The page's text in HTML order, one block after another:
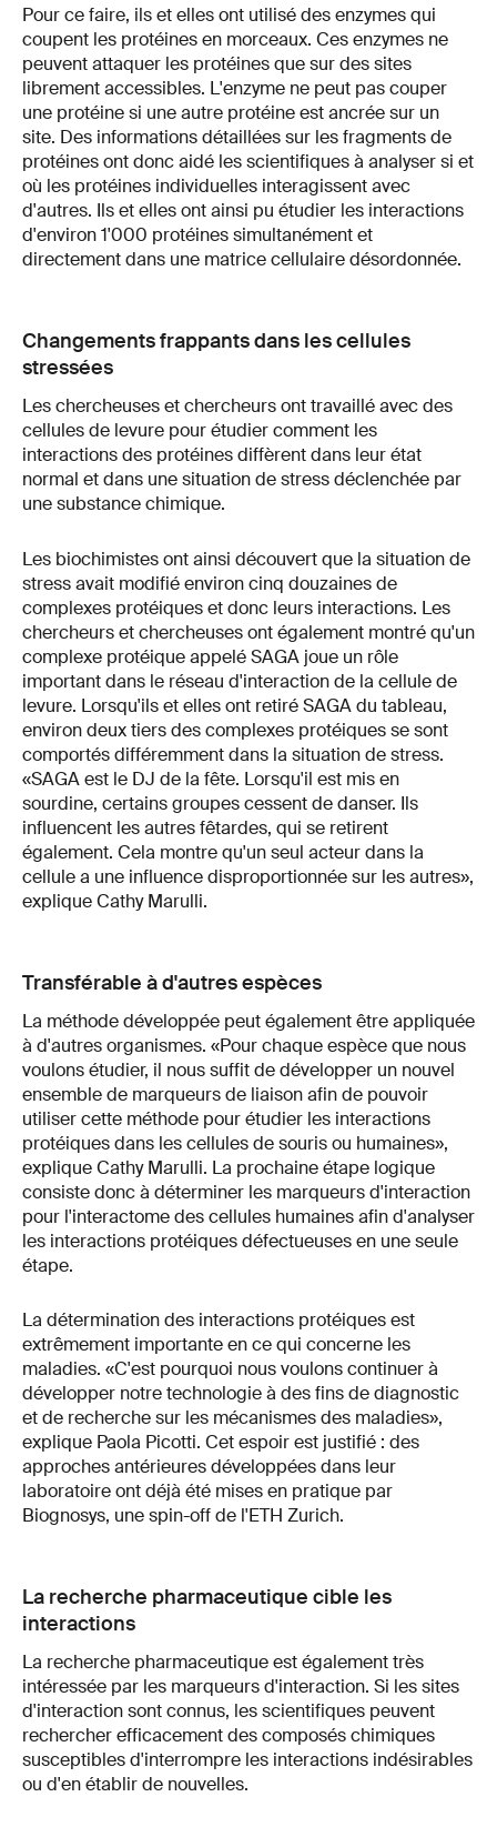
Pour ce faire, ils et elles ont utilisé des enzymes qui
coupent les protéines en morceaux. Ces enzymes ne
peuvent attaquer les protéines que sur des sites
librement accessibles. L'enzyme ne peut pas couper
une protéine si une autre protéine est ancrée sur un
site. Des informations détaillées sur les fragments de
protéines ont donc aidé les scientifiques à analyser si et
où les protéines individuelles interagissent avec
d'autres. Ils et elles ont ainsi pu étudier les interactions
d'environ 1'000 protéines simultanément et
directement dans une matrice cellulaire désordonnée.
Changements frappants dans les cellules
stressées
Les chercheuses et chercheurs ont travaillé avec des
cellules de levure pour étudier comment les
interactions des protéines diffèrent dans leur état
normal et dans une situation de stress déclenchée par
une substance chimique.
Les biochimistes ont ainsi découvert que la situation de
stress avait modifié environ cinq douzaines de
complexes protéiques et donc leurs interactions. Les
chercheurs et chercheuses ont également montré qu'un
complexe protéique appelé SAGA joue un rôle
important dans le réseau d'interaction de la cellule de
levure. Lorsqu'ils et elles ont retiré SAGA du tableau,
environ deux tiers des complexes protéiques se sont
comportés différemment dans la situation de stress.
«SAGA est le DJ de la fête. Lorsqu'il est mis en
sourdine, certains groupes cessent de danser. Ils
influencent les autres fêtardes, qui se retirent
également. Cela montre qu'un seul acteur dans la
cellule a une influence disproportionnée sur les autres»,
explique Cathy Marulli.
Transférable à d'autres espèces
La méthode développée peut également être appliquée
à d'autres organismes. «Pour chaque espèce que nous
voulons étudier, il nous suffit de développer un nouvel
ensemble de marqueurs de liaison afin de pouvoir
utiliser cette méthode pour étudier les interactions
protéiques dans les cellules de souris ou humaines»,
explique Cathy Marulli. La prochaine étape logique
consiste donc à déterminer les marqueurs d'interaction
pour l'interactome des cellules humaines afin d'analyser
les interactions protéiques défectueuses en une seule
étape.
La détermination des interactions protéiques est
extrêmement importante en ce qui concerne les
maladies. «C'est pourquoi nous voulons continuer à
développer notre technologie à des fins de diagnostic
et de recherche sur les mécanismes des maladies»,
explique Paola Picotti. Cet espoir est justifié : des
approches antérieures développées dans leur
laboratoire ont déjà été mises en pratique par
Biognosys, une spin-off de l'ETH Zurich.
La recherche pharmaceutique cible les
interactions
La recherche pharmaceutique est également très
intéressée par les marqueurs d'interaction. Si les sites
d'interaction sont connus, les scientifiques peuvent
rechercher efficacement des composés chimiques
susceptibles d'interrompre les interactions indésirables
ou d'en établir de nouvelles.